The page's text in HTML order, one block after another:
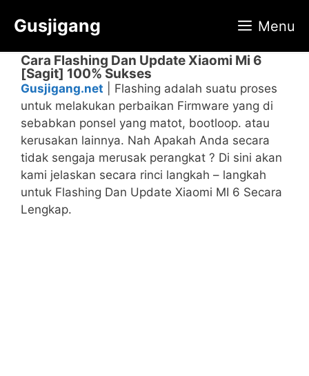
Gusjigang Menu
Cara Flashing Dan Update Xiaomi Mi 6
[Sagit] 100% Sukses
Gusjigang.net | Flashing adalah suatu proses
untuk melakukan perbaikan Firmware yang di
sebabkan ponsel yang matot, bootloop. atau
kerusakan lainnya. Nah Apakah Anda secara
tidak sengaja merusak perangkat ? Di sini akan
kami jelaskan secara rinci langkah – langkah
untuk Flashing Dan Update Xiaomi MI 6 Secara
Lengkap.